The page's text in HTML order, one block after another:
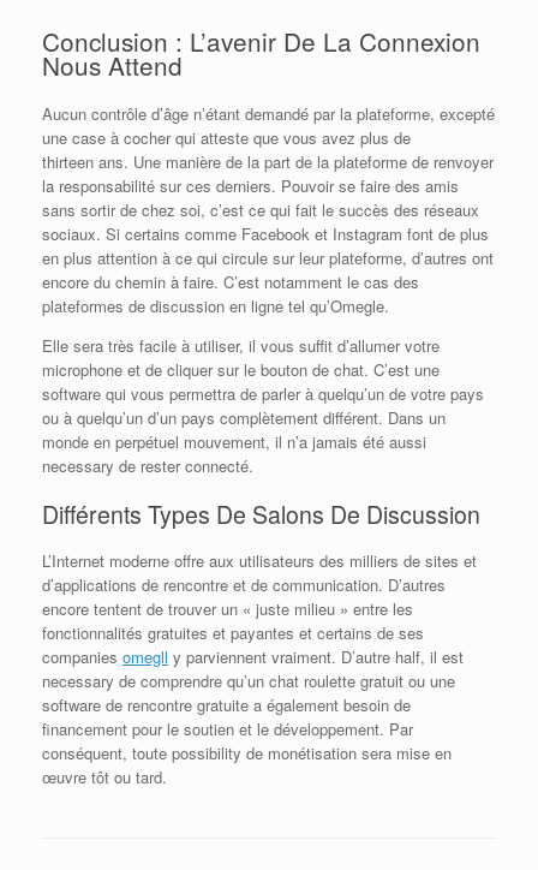
Conclusion : L’avenir De La Connexion
Nous Attend
Aucun contrôle d’âge n’étant demandé par la plateforme, excepté
une case à cocher qui atteste que vous avez plus de
thirteen ans. Une manière de la part de la plateforme de renvoyer
la responsabilité sur ces derniers. Pouvoir se faire des amis
sans sortir de chez soi, c’est ce qui fait le succès des réseaux
sociaux. Si certains comme Facebook et Instagram font de plus
en plus attention à ce qui circule sur leur plateforme, d’autres ont
encore du chemin à faire. C’est notamment le cas des
plateformes de discussion en ligne tel qu’Omegle.
Elle sera très facile à utiliser, il vous suffit d’allumer votre
microphone et de cliquer sur le bouton de chat. C’est une
software qui vous permettra de parler à quelqu’un de votre pays
ou à quelqu’un d’un pays complètement différent. Dans un
monde en perpétuel mouvement, il n’a jamais été aussi
necessary de rester connecté.
Différents Types De Salons De Discussion
L’Internet moderne offre aux utilisateurs des milliers de sites et
d’applications de rencontre et de communication. D’autres
encore tentent de trouver un « juste milieu » entre les
fonctionnalités gratuites et payantes et certains de ses
companies omegll y parviennent vraiment. D’autre half, il est
necessary de comprendre qu’un chat roulette gratuit ou une
software de rencontre gratuite a également besoin de
financement pour le soutien et le développement. Par
conséquent, toute possibility de monétisation sera mise en
œuvre tôt ou tard.